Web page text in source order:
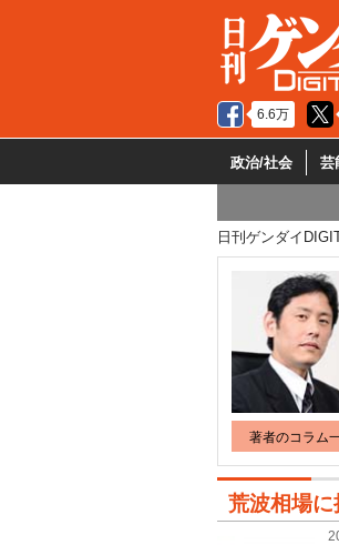
6.6万
政治/社会 芸
日刊ゲンダイ
著者のコラム
荒波相場